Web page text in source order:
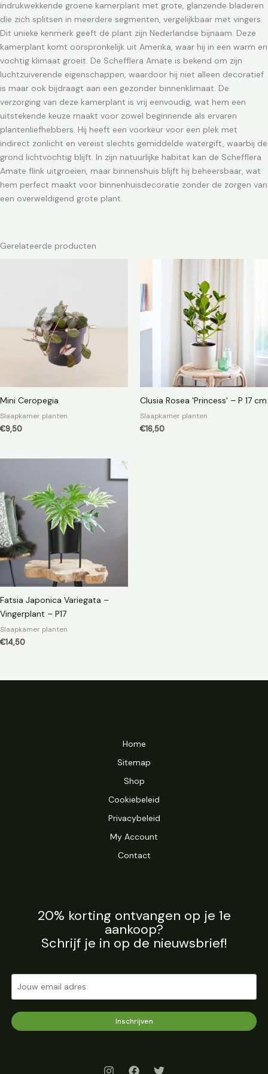
indrukwekkende groene kamerplant met grote, glanzende bladeren
die zich splitsen in meerdere segmenten, vergelijkbaar met vingers.
Dit unieke kenmerk geeft de plant zijn Nederlandse bijnaam. Deze
kamerplant komt oorspronkelijk uit Amerika, waar hij in een warm en
vochtig klimaat groeit. De Schefflera Amate is bekend om zijn
luchtzuiverende eigenschappen, waardoor hij niet alleen decoratief
is maar ook bijdraagt aan een gezonder binnenklimaat. De
verzorging van deze kamerplant is vrij eenvoudig, wat hem een
uitstekende keuze maakt voor zowel beginnende als ervaren
plantenliefhebbers. Hij heeft een voorkeur voor een plek met
indirect zonlicht en vereist slechts gemiddelde watergift, waarbij de
grond lichtvochtig blijft. In zijn natuurlijke habitat kan de Schefflera
Amate flink uitgroeien, maar binnenshuis blijft hij beheersbaar, wat
hem perfect maakt voor binnenhuisdecoratie zonder de zorgen van
een overweldigend grote plant.
Gerelateerde producten
Mini Ceropegia
Slaapkamer planten
€9,50
Clusia Rosea 'Princess' – P 17 cm
Slaapkamer planten
€16,50
Fatsia Japonica Variegata –
Vingerplant – P17
Slaapkamer planten
€14,50
Home
Sitemap
Shop
Cookiebeleid
Privacybeleid
My Account
Contact
20% korting ontvangen op je 1e
aankoop?
Schrijf je in op de nieuwsbrief!
Inschrijven